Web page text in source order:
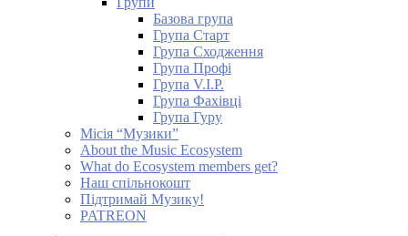
Базова група
Група Старт
Група Сходження
Група Профі
Група V.I.P.
Група Фахівці
Група Гуру
Місія “Музики”
About the Music Ecosystem
What do Ecosystem members get?
Наш спільнокошт
Підтримай Музику!
PATREON